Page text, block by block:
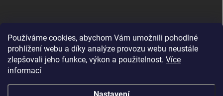
Používáme cookies, abychom Vám umožnili pohodlné
prohlížení webu a díky analýze provozu webu neustále
zlepšovali jeho funkce, výkon a použitelnost. Více
informací
B2B shop pro obchodníky - www.krokido.cz